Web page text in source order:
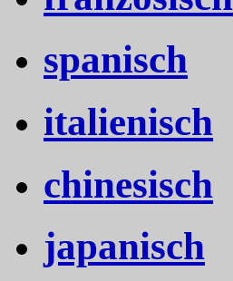
spanisch
italienisch
chinesisch
japanisch